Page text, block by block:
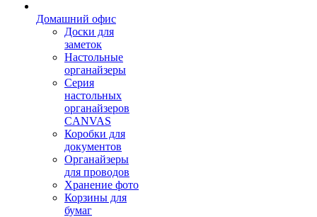
Домашний офис
Доски для
заметок
Настольные
органайзеры
Серия
настольных
органайзеров
CANVAS
Коробки для
документов
Органайзеры
для проводов
Хранение фото
Корзины для
бумаг